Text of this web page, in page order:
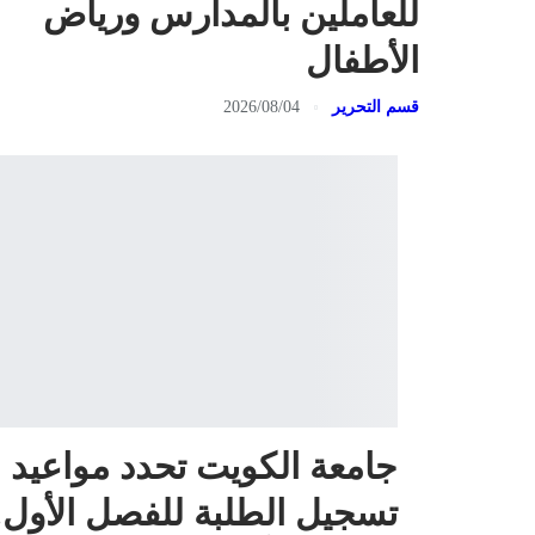
للعاملين بالمدارس ورياض
الأطفال
قسم التحرير 2026/08/04
جامعة الكويت تحدد مواعيد
تسجيل الطلبة للفصل